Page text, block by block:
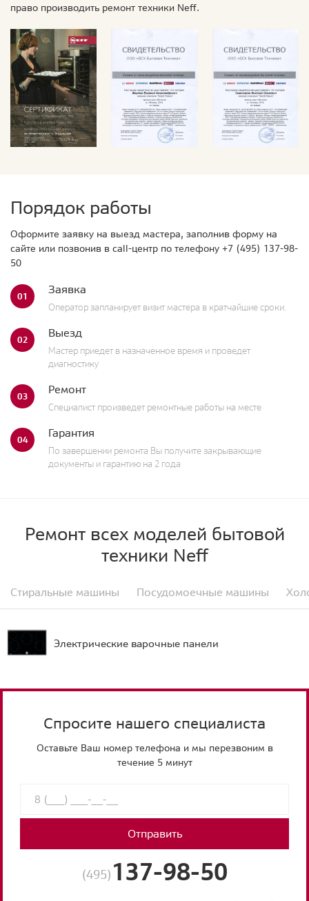
право производить ремонт техники Neff.
Порядок работы
Оформите заявку на выезд мастера, заполнив форму на
сайте или позвонив в call-центр по телефону +7 (495) 137-98-
50
01 Заявка
Оператор запланирует визит мастера в кратчайшие сроки.
02 Выезд
Мастер приедет в назначенное время и проведет
диагностику
03 Ремонт
Специалист произведет ремонтные работы на месте
04 Гарантия
По завершении ремонта Вы получите закрывающие
документы и гарантию на 2 года
Ремонт всех моделей бытовой
техники Neff
Стиральные машины Посудомоечные машины
Электрические варочные панели
Спросите нашего специалиста
Оставьте Ваш номер телефона и мы перезвоним в
течение 5 минут
Отправить
(495) 137-98-50